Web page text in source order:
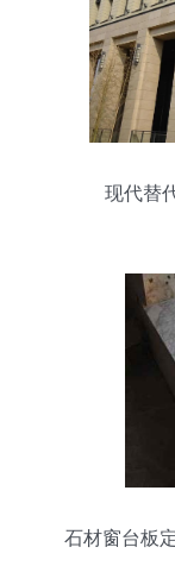
现代替
石材窗台板